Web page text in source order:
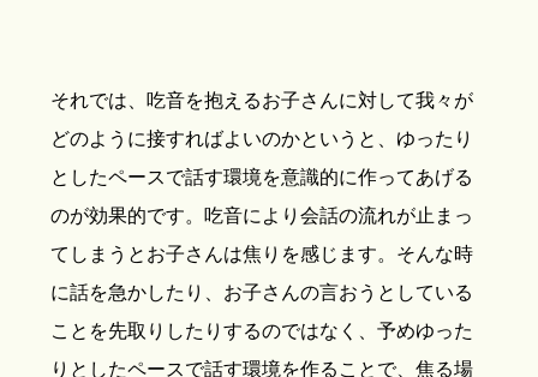
それでは、吃音を抱えるお子さんに対して我々が
どのように接すればよいのかというと、ゆったり
としたペースで話す環境を意識的に作ってあげる
のが効果的です。吃音により会話の流れが止まっ
てしまうとお子さんは焦りを感じます。そんな時
に話を急かしたり、お子さんの言おうとしている
ことを先取りしたりするのではなく、予めゆった
りとしたペースで話す環境を作ることで、焦る場